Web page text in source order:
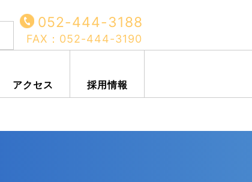
052-444-3188
FAX：052-444-3190
アクセス 採用情報